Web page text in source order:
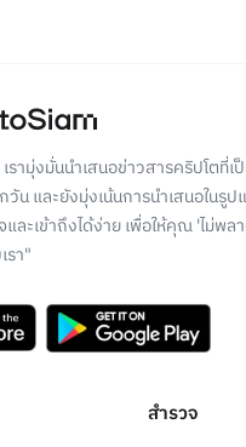
รามุ่งมั่นนำเสนอข่าวสารคริปโตที่เ
วัน และยังมุ่งเน้นการนำเสนอในรูป
และเข้าถึงได้ง่าย เพื่อให้คุณ 'ไม่พล
รา"
สำรวจ